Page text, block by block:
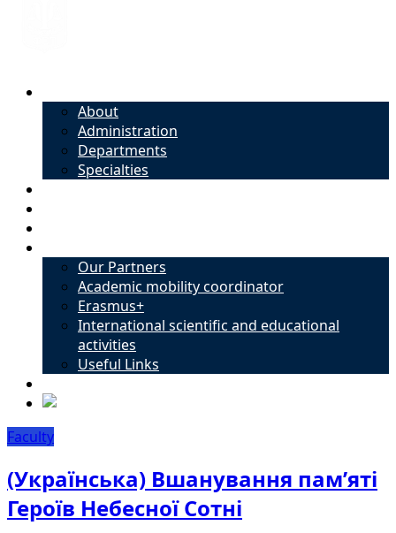
About
Administration
Departments
Specialties
Our Partners
Academic mobility coordinator
Erasmus+
International scientific and educational
activities
Useful Links
Faculty
(Українська) Вшанування пам’яті
Героїв Небесної Сотні